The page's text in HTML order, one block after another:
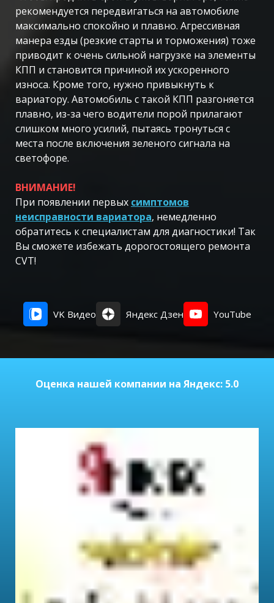
рекомендуется передвигаться на автомобиле
максимально спокойно и плавно. Агрессивная
манера езды (резкие старты и торможения) тоже
приводит к очень сильной нагрузке на элементы
КПП и становится причиной их ускоренного
износа. Кроме того, нужно привыкнуть к
вариатору. Автомобиль с такой КПП разгоняется
плавно, из-за чего водители порой прилагают
слишком много усилий, пытаясь тронуться с
места после включения зеленого сигнала на
светофоре.
ВНИМАНИЕ!
При появлении первых симптомов
неисправности вариатора, немедленно
обратитесь к специалистам для диагностики! Так
Вы сможете избежать дорогостоящего ремонта
CVT!
VK Видео Яндекс Дзен YouTube
Оценка нашей компании на Яндекс: 5.0